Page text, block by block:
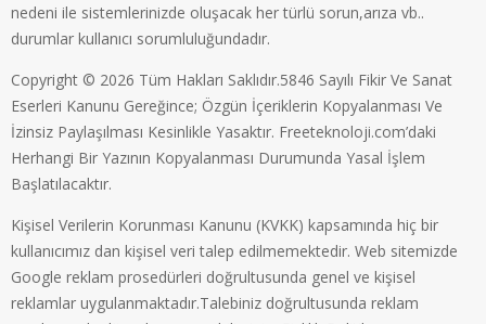
nedeni ile sistemlerinizde oluşacak her türlü sorun,arıza vb..
durumlar kullanıcı sorumluluğundadır.
Copyright © 2026 Tüm Hakları Saklıdır.5846 Sayılı Fikir Ve Sanat
Eserleri Kanunu Gereğince; Özgün İçeriklerin Kopyalanması Ve
İzinsiz Paylaşılması Kesinlikle Yasaktır. Freeteknoloji.com’daki
Herhangi Bir Yazının Kopyalanması Durumunda Yasal İşlem
Başlatılacaktır.
Kişisel Verilerin Korunması Kanunu (KVKK) kapsamında hiç bir
kullanıcımız dan kişisel veri talep edilmemektedir. Web sitemizde
Google reklam prosedürleri doğrultusunda genel ve kişisel
reklamlar uygulanmaktadır.Talebiniz doğrultusunda reklam